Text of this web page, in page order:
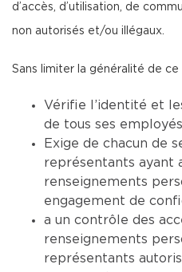
d’accès, d’utilisation, de
non autorisés et/ou illégaux.
Sans limiter la généralité de ce
Vérifie l’identité et
de tous ses
Exige de chacun de
représentants ayant
renseignements
engagement de
a un contrôle des
renseignements
représentants